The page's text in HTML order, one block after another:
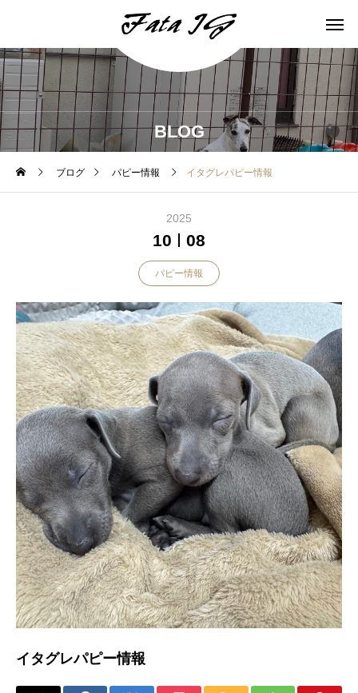
BLOG
ブログ パピー情報 イタグレパピー情報
2025
10 08
パピー情報
イタグレパピー情報